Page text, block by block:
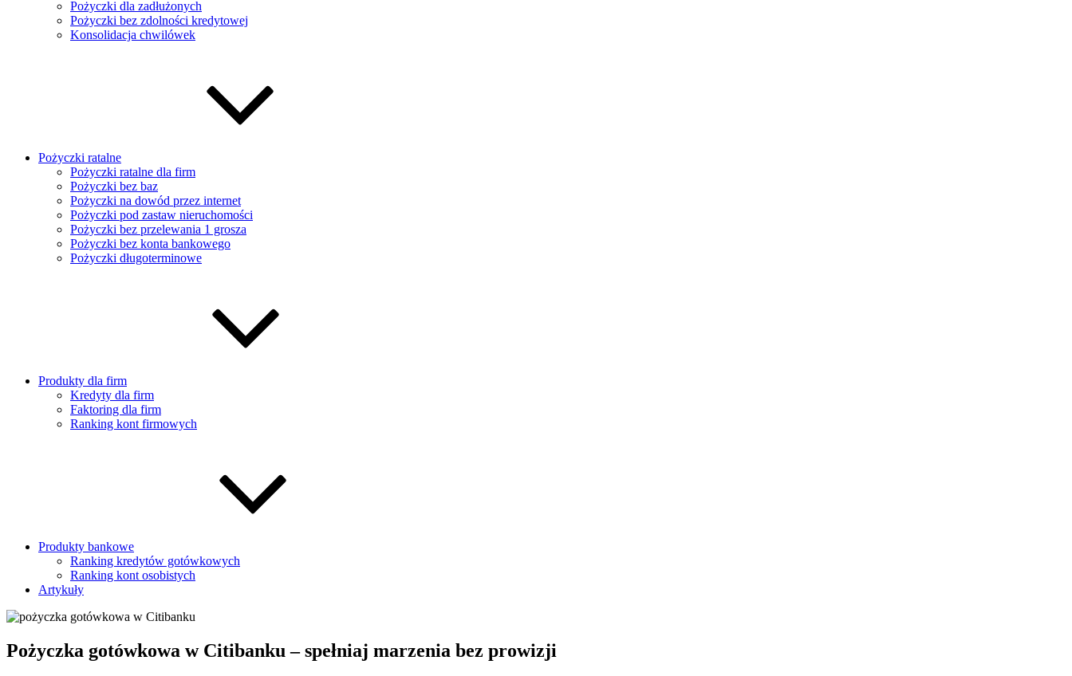
Pożyczki dla zadłużonych
Pożyczki bez zdolności kredytowej
Konsolidacja chwilówek
Pożyczki ratalne
Pożyczki ratalne dla firm
Pożyczki bez baz
Pożyczki na dowód przez internet
Pożyczki pod zastaw nieruchomości
Pożyczki bez przelewania 1 grosza
Pożyczki bez konta bankowego
Pożyczki długoterminowe
Produkty dla firm
Kredyty dla firm
Faktoring dla firm
Ranking kont firmowych
Produkty bankowe
Ranking kredytów gotówkowych
Ranking kont osobistych
Artykuły
Pożyczka gotówkowa w Citibanku – spełniaj marzenia bez prowizji